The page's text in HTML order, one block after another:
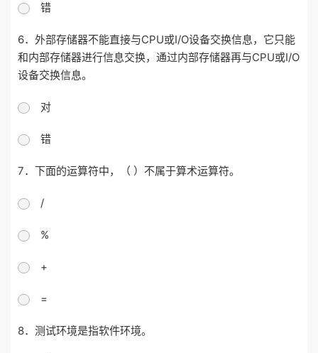
错
6．外部存储器不能直接与CPU或I/O设备交换信息，它只能
和内部存储器进行信息交换，通过内部存储器再与CPU或I/O
设备交换信息。
对
错
7．下面的运算符中，（ ）不属于算术运算符。
/
%
+
=
8．测试环境是指软件环境。